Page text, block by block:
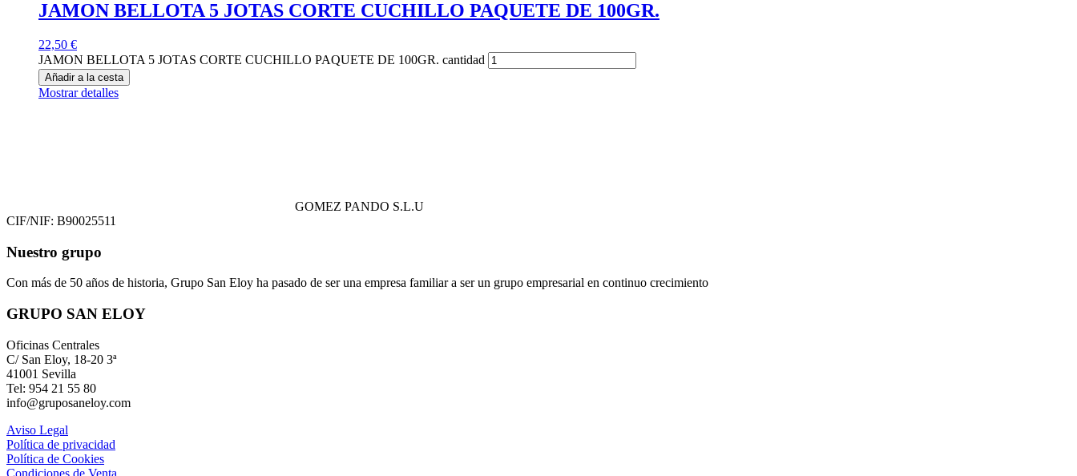
JAMON BELLOTA 5 JOTAS CORTE CUCHILLO PAQUETE DE 100GR.
22,50 €
JAMON BELLOTA 5 JOTAS CORTE CUCHILLO PAQUETE DE 100GR. cantidad
Añadir a la cesta
Mostrar detalles
GOMEZ PANDO S.L.U
CIF/NIF: B90025511
Nuestro grupo
Con más de 50 años de historia, Grupo San Eloy ha pasado de ser una empresa familiar a ser un grupo empresarial en continuo crecimiento
GRUPO SAN ELOY
Oficinas Centrales
C/ San Eloy, 18-20 3ª
41001 Sevilla
Tel: 954 21 55 80
info@gruposaneloy.com
Aviso Legal
Política de privacidad
Política de Cookies
Condiciones de Venta